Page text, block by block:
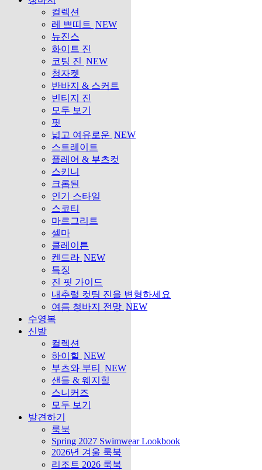
컬렉션
레 쁘띠트 NEW
뉴진스
화이트 진
코팅 진 NEW
청자켓
반바지 & 스커트
빈티지 진
모두 보기
핏
넓고 여유로운 NEW
스트레이트
플레어 & 부츠컷
스키니
크롭된
인기 스타일
스코티
마르그리트
셀마
클레이튼
켄드라 NEW
특징
진 핏 가이드
내추럴 컷팅 진을 변형하세요
여름 청바지 전망 NEW
수영복
신발
컬렉션
하이힐 NEW
부츠와 부티
NEW
샌들 & 웨지힐
스니커즈
모두 보기
발견하기
룩북
Spring 2027 Swimwear Lookbook
2026년 겨울 룩북
리조트 2026 룩북